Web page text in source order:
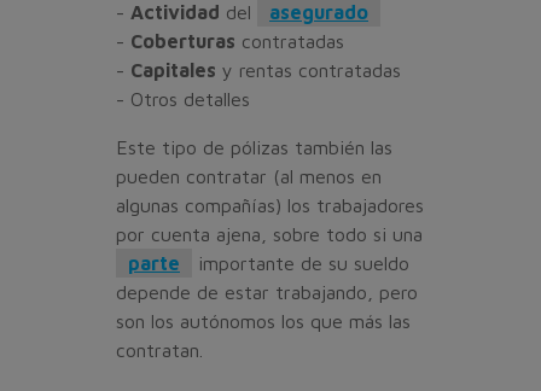
- Actividad del
asegurado
- Coberturas contratadas
- Capitales y rentas contratadas
- Otros detalles
Este tipo de pólizas también las
pueden contratar (al menos en
algunas compañías) los trabajadores
por cuenta ajena, sobre todo si una
parte
importante de su sueldo
depende de estar trabajando, pero
son los autónomos los que más las
contratan.